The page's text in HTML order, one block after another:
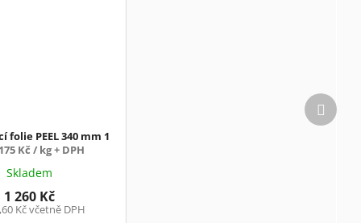
folie PEEL 340 mm 1
175 Kč / kg + DPH
Skladem
Kč včetně DPH
1 260 Kč
Další